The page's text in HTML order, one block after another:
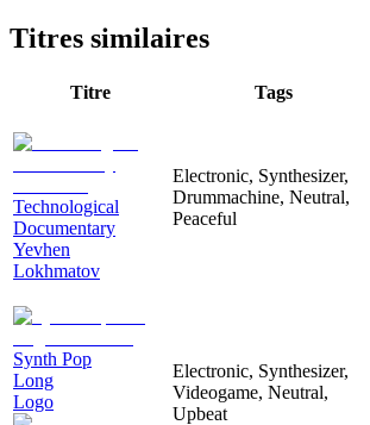
Titres similaires
Titre Tags
Technological
Documentary
Yevhen
Lokhmatov
Electronic, Synthesizer,
Drummachine, Neutral,
Peaceful
Synth Pop
Long
Logo
Electronic, Synthesizer,
Videogame, Neutral,
Upbeat